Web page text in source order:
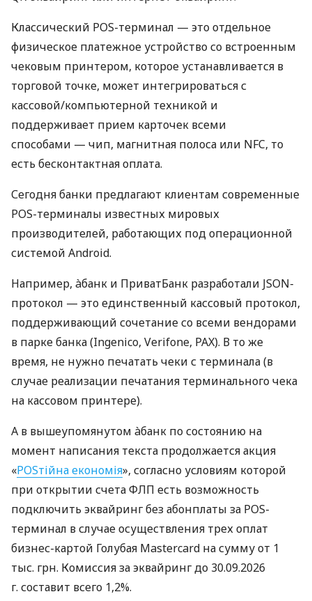
Классический POS-терминал — это отдельное
физическое платежное устройство со встроенным
чековым принтером, которое устанавливается в
торговой точке, может интегрироваться с
кассовой/компьютерной техникой и
поддерживает прием карточек всеми
способами — чип, магнитная полоса или NFC, то
есть бесконтактная оплата.
Сегодня банки предлагают клиентам современные
POS-терминалы известных мировых
производителей, работающих под операционной
системой Android.
Например, àбанк и ПриватБанк разработали JSON-
протокол — это единственный кассовый протокол,
поддерживающий сочетание со всеми вендорами
в парке банка (Ingenico, Verifone, PAX). В то же
время, не нужно печатать чеки с терминала (в
случае реализации печатания терминального чека
на кассовом принтере).
А в вышеупомянутом àбанк по состоянию на
момент написания текста продолжается акция
«POSтійна економія», согласно условиям которой
при открытии счета ФЛП есть возможность
подключить эквайринг без абонплаты за POS-
терминал в случае осуществления трех оплат
бизнес-картой Голубая Mastercard на сумму от 1
тыс. грн. Комиссия за эквайринг до 30.09.2026
г. составит всего 1,2%.